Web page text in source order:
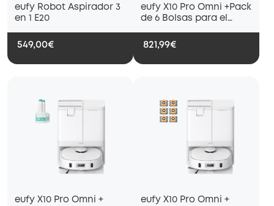
eufy Robot Aspirador 3
en 1 E20
549,00€
eufy X10 Pro Omni +Pack
de 6 Bolsas para el
821,99€
eufy X10 Pro Omni +
eufy X10 Pro Omni +